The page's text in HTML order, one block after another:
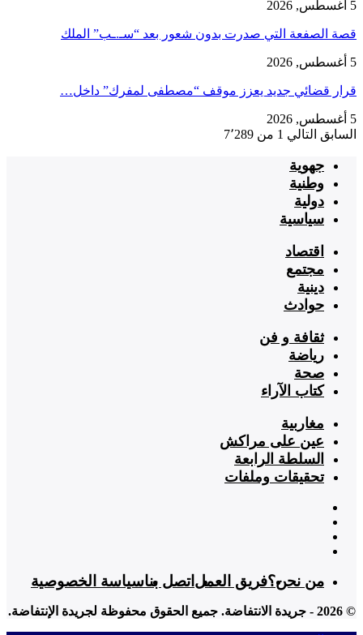
5 أغسطس, 2026
قصة الصفعة التي صدرت بدون شعور بعد “سـ.ـب” الملك
5 أغسطس, 2026
قرار قضائي جديد يعزز موقف “مصطفى لمفرك” داخل…
5 أغسطس, 2026
السابق التالي 1 من 7٬289
جهوية
وطنية
دولية
سياسية
اقتصاد
مجتمع
دينية
حوادث
ثقافة و فن
رياضة
صحة
كتاب الآراء
مغاربية
عين على مراكش
السلطة الرابعة
تحقيقات وملفات
من نحن؟فريق العمل اتصل بناسياسة الخصوصية
© 2026 - جريدة الانتفاضة. جميع الحقوق محفوظة لجريدة الإنتفاضة.